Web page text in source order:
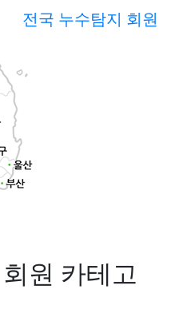
전국 누수탐지 회원
원 카테고